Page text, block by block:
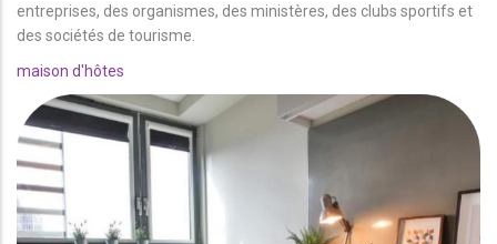
entreprises, des organismes, des ministères, des clubs sportifs et
des sociétés de tourisme.
maison d'hôtes